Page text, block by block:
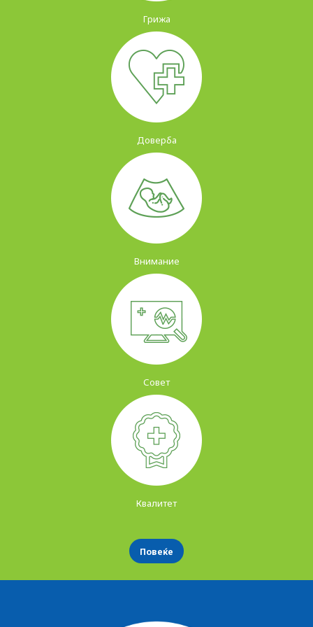
Грижа
Доверба
Внимание
Совет
Квалитет
Повеќе